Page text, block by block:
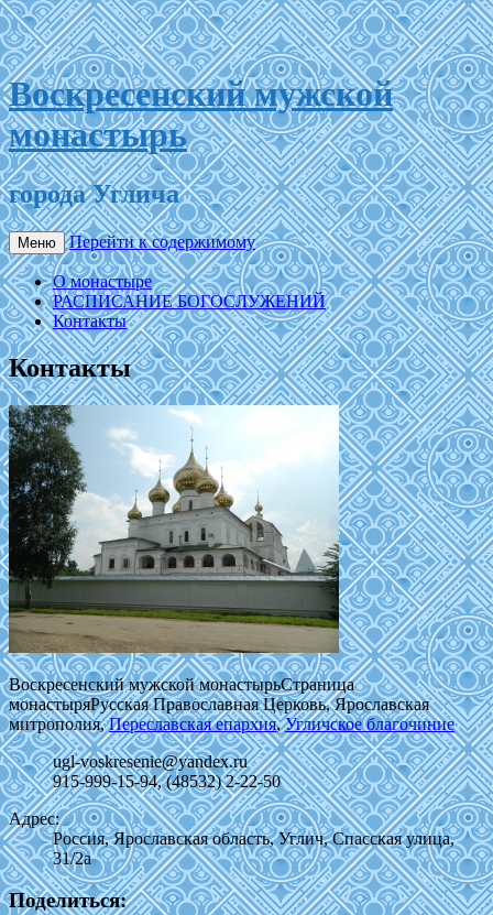
Воскресенский мужской
монастырь
города Углича
Меню Перейти к содержимому
О монастыре
РАСПИСАНИЕ БОГОСЛУЖЕНИЙ
Контакты
Контакты
Воскресенский мужской монастырьСтраница
монастыряРусская Православная Церковь, Ярославская
митрополия,Переславская епархия,Угличское благочиние
ugl-voskresenie@yandex.ru
915-999-15-94, (48532) 2-22-50
Адрес:
Россия, Ярославская область, Углич, Спасская улица,
31/2а
Поделиться: